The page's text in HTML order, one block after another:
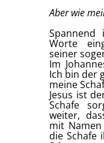
Aber wie
Spannend
Worte
seiner
Im
Ich bin der
meine
Jesus ist
Schafe
weiter,
mit
die Schafe